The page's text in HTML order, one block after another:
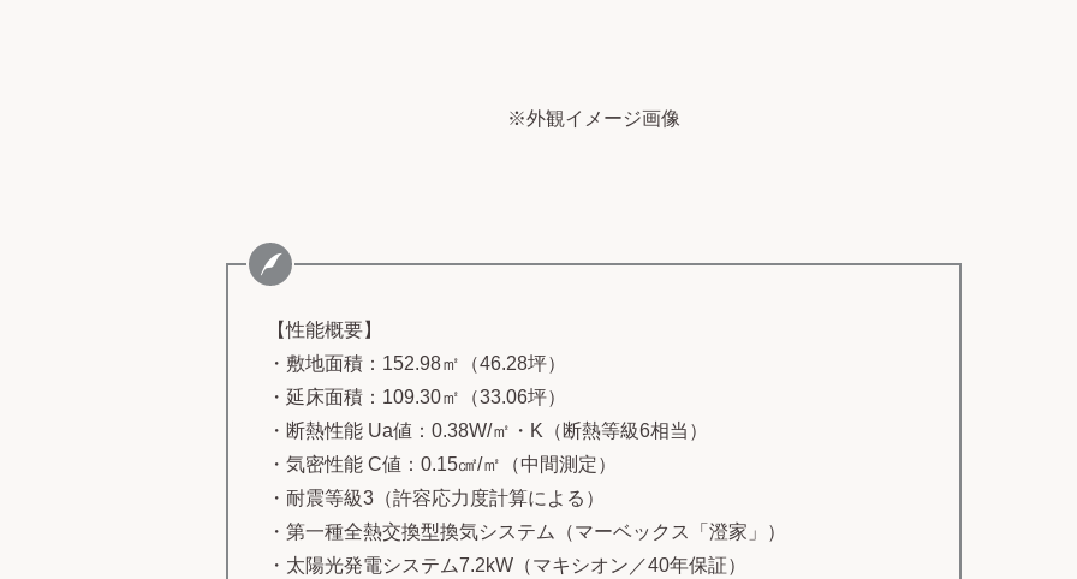
※外観イメージ画像
【性能概要】
・敷地面積：152.98㎡（46.28坪）
・延床面積：109.30㎡（33.06坪）
・断熱性能 Ua値：0.38W/㎡・K（断熱等級6相当）
・気密性能 C値：0.15㎠/㎡（中間測定）
・耐震等級3（許容応力度計算による）
・第一種全熱交換型換気システム（マーベックス「澄家」）
・太陽光発電システム7.2kW（マキシオン／40年保証）